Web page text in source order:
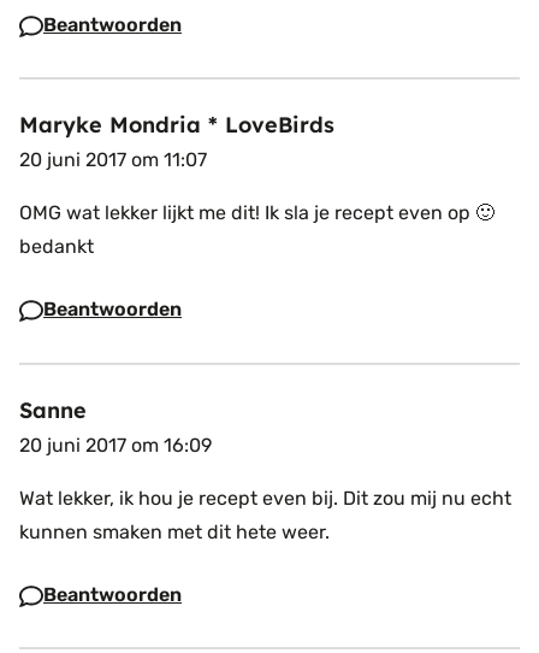
Beantwoorden
Maryke Mondria * LoveBirds
20 juni 2017 om 11:07
OMG wat lekker lijkt me dit! Ik sla je recept even op 🙂
bedankt
Beantwoorden
Sanne
20 juni 2017 om 16:09
Wat lekker, ik hou je recept even bij. Dit zou mij nu echt
kunnen smaken met dit hete weer.
Beantwoorden